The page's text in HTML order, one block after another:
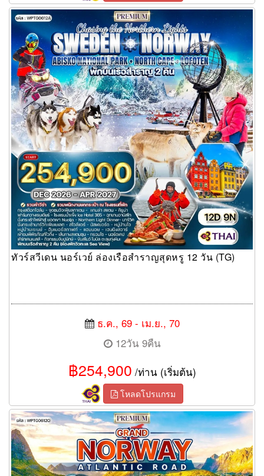
ทัวร์สวีเดน นอร์เวย์ ล่องเรือสำราญสุดหรู 12 วัน (TG)
ทัวร์สวีเดน นอร์เวย์ ล่องเรือสำราญสุดหรู 12 วัน (TG)
ธ.ค., 69 - เม.ย., 70
12วัน 9คืน
฿254,900 /ท่าน (เริ่มต้น)
โหลดโปรแกรม
ทัวร์นอร์เวย์ เส้นทาง Atlantic Road 12 วัน (TG)